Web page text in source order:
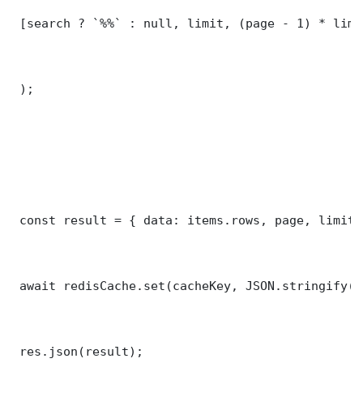
[search ? `%%` : null, limit, (page - 1) *
);
const result = { data: items.rows, page,
await redisCache.set(cacheKey,
res.json(result);